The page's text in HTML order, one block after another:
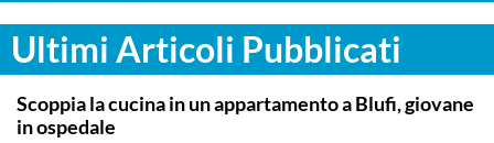
Ultimi Articoli Pubblicati
PALERMO
Scoppia la cucina in un appartamento a Blufi, giovane
in ospedale